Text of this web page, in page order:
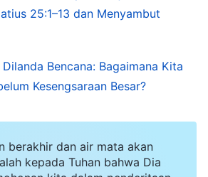
kelicikan,
kebencian akan
terhadap Tuhan—
penyebab ini tidak diatasi, maka
25:1–13 dan Menyambut
Dilanda Bencana: Bagaimana Kita
Kesengsaraan Besar?
berakhir dan air mata akan
kepada Tuhan bahwa Dia